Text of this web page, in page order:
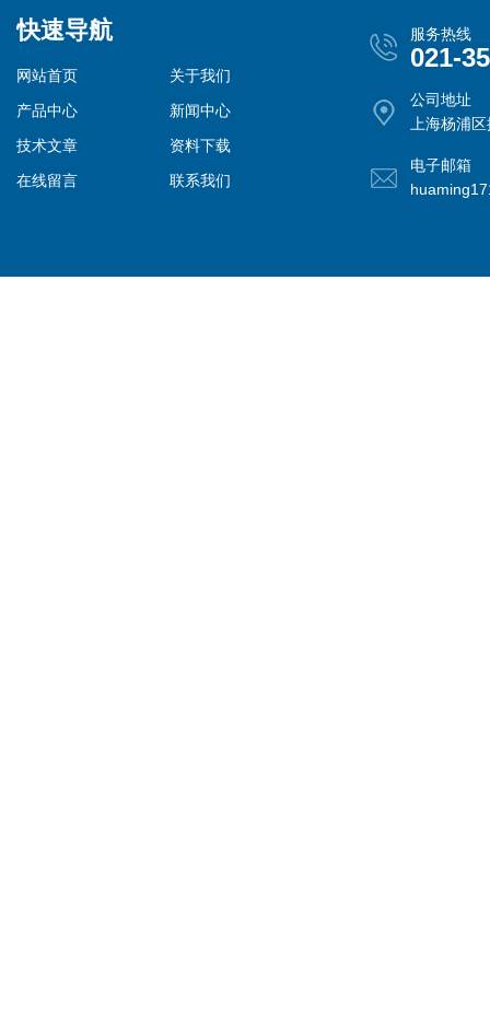
快速导航
网站首页
关于我们
产品中心
新闻中心
技术文章
资料下载
在线留言
联系我们
服务热线
021-
公司地址
上海杨浦
电子邮箱